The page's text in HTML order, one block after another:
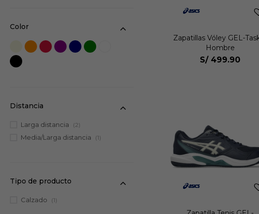
Zapatillas Vóley GEL-
Hombre
S/ 499.90
Color
Distancia
Larga distancia (2)
Media/Larga distancia (1)
Tipo de producto
Calzado (1)